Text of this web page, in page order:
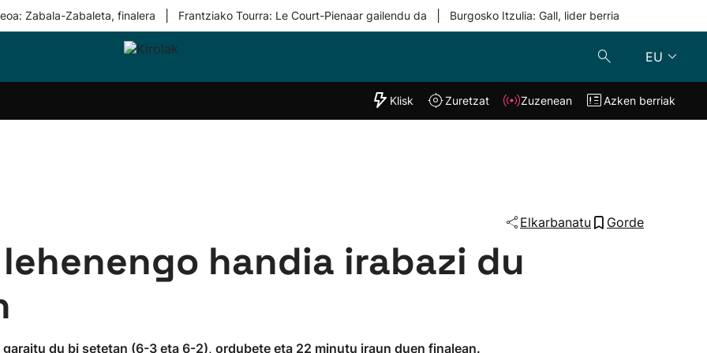
Zabala-Zabaleta, finalera Frantziako Tourra: Le Court-Pienaar gailendu da Burgosko Itzulia: Gall, lider berria
EU
Taldeak
"Helmuga"
Klisk Zuzenean
Klisk Zuretzat Zuzenean Azken berriak
Elkarbanatu Gorde
handia irabazi du
du bi setetan (6-3 eta 6-2), ordubete eta 22 minutu iraun duen finalean.